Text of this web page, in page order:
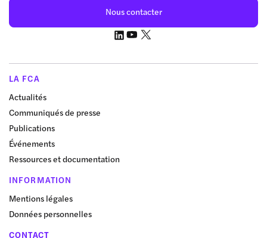
Nous contacter
LA FCA
Actualités
Communiqués de presse
Publications
Événements
Ressources et documentation
INFORMATION
Mentions légales
Données personnelles
CONTACT